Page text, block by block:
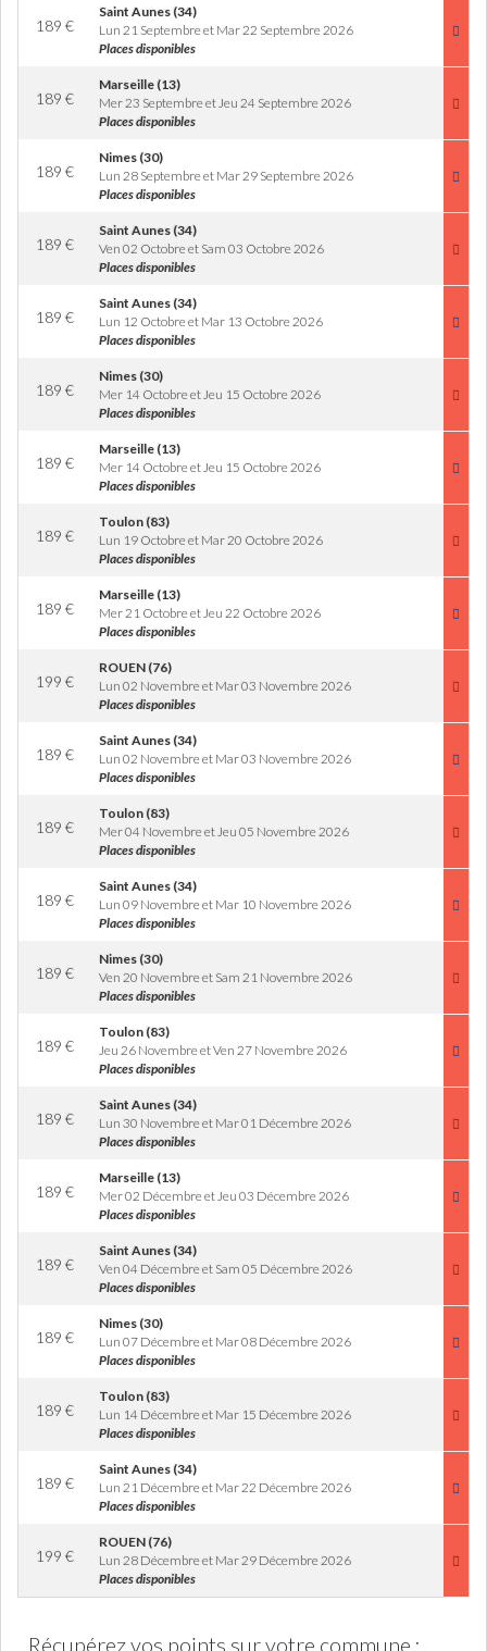
189 €
Saint Aunes (34)
Lun 21 Septembre et Mar 22 Septembre 2026
Places disponibles
189 €
Marseille (13)
Mer 23 Septembre et Jeu 24 Septembre 2026
Places disponibles
189 €
Nimes (30)
Lun 28 Septembre et Mar 29 Septembre 2026
Places disponibles
189 €
Saint Aunes (34)
Ven 02 Octobre et Sam 03 Octobre 2026
Places disponibles
189 €
Saint Aunes (34)
Lun 12 Octobre et Mar 13 Octobre 2026
Places disponibles
189 €
Nimes (30)
Mer 14 Octobre et Jeu 15 Octobre 2026
Places disponibles
189 €
Marseille (13)
Mer 14 Octobre et Jeu 15 Octobre 2026
Places disponibles
189 €
Toulon (83)
Lun 19 Octobre et Mar 20 Octobre 2026
Places disponibles
189 €
Marseille (13)
Mer 21 Octobre et Jeu 22 Octobre 2026
Places disponibles
199 €
ROUEN (76)
Lun 02 Novembre et Mar 03 Novembre 2026
Places disponibles
189 €
Saint Aunes (34)
Lun 02 Novembre et Mar 03 Novembre 2026
Places disponibles
189 €
Toulon (83)
Mer 04 Novembre et Jeu 05 Novembre 2026
Places disponibles
189 €
Saint Aunes (34)
Lun 09 Novembre et Mar 10 Novembre 2026
Places disponibles
189 €
Nimes (30)
Ven 20 Novembre et Sam 21 Novembre 2026
Places disponibles
189 €
Toulon (83)
Jeu 26 Novembre et Ven 27 Novembre 2026
Places disponibles
189 €
Saint Aunes (34)
Lun 30 Novembre et Mar 01 Décembre 2026
Places disponibles
189 €
Marseille (13)
Mer 02 Décembre et Jeu 03 Décembre 2026
Places disponibles
189 €
Saint Aunes (34)
Ven 04 Décembre et Sam 05 Décembre 2026
Places disponibles
189 €
Nimes (30)
Lun 07 Décembre et Mar 08 Décembre 2026
Places disponibles
189 €
Toulon (83)
Lun 14 Décembre et Mar 15 Décembre 2026
Places disponibles
189 €
Saint Aunes (34)
Lun 21 Décembre et Mar 22 Décembre 2026
Places disponibles
199 €
ROUEN (76)
Lun 28 Décembre et Mar 29 Décembre 2026
Places disponibles
Récupérez vos points sur votre commune :